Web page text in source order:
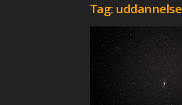
Tag: uddannelse